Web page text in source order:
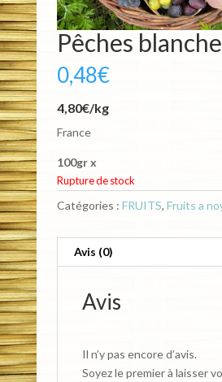
Pêches
0,48€
4,80€/kg
France
100gr x
Rupture de stock
Catégories : FRUITS, Fruits a
Avis (0)
Avis
Il n’y pas encore d’avis.
Soyez le premier à laisser